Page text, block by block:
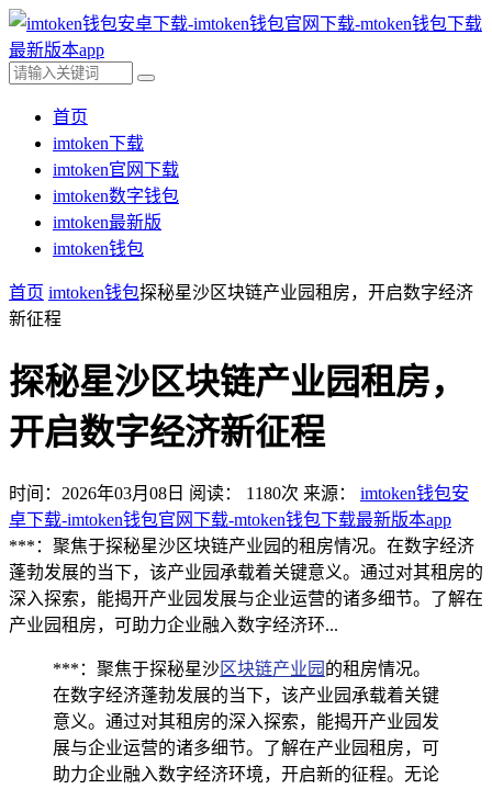
首页
imtoken下载
imtoken官网下载
imtoken数字钱包
imtoken最新版
imtoken钱包
首页 imtoken钱包探秘星沙区块链产业园租房，开启数字经济
新征程
探秘星沙区块链产业园租房，
开启数字经济新征程
时间：2026年03月08日 阅读： 1180次 来源： imtoken钱包安
卓下载-imtoken钱包官网下载-mtoken钱包下载最新版本app
***：聚焦于探秘星沙区块链产业园的租房情况。在数字经济
蓬勃发展的当下，该产业园承载着关键意义。通过对其租房的
深入探索，能揭开产业园发展与企业运营的诸多细节。了解在
产业园租房，可助力企业融入数字经济环...
***：聚焦于探秘星沙区块链产业园 的租房情况。
在数字经济蓬勃发展的当下，该产业园承载着关键
意义。通过对其租房的深入探索，能揭开产业园发
展与企业运营的诸多细节。了解在产业园租房，可
助力企业融入数字经济环境，开启新的征程。无论